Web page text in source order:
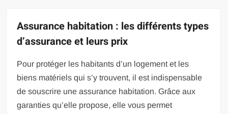
Assurance habitation : les différents types
d’assurance et leurs prix
Pour protéger les habitants d’un logement et les
biens matériels qui s’y trouvent, il est indispensable
de souscrire une assurance habitation. Grâce aux
garanties qu’elle propose, elle vous permet